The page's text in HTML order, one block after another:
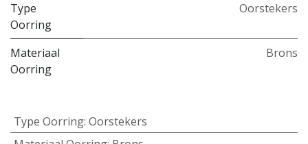
Type
Oorring
Oorstekers
Materiaal
Oorring
Brons
Type Oorring: Oorstekers